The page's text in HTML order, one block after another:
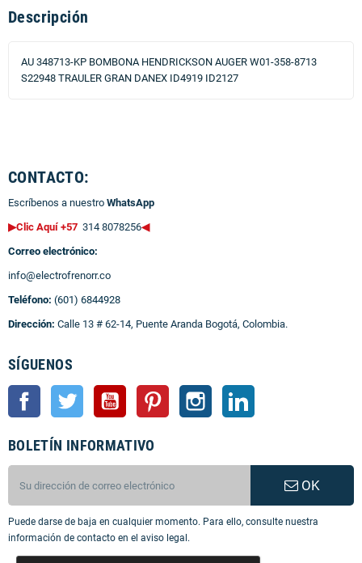
Descripción
AU 348713-KP BOMBONA HENDRICKSON AUGER W01-358-8713
S22948 TRAULER GRAN DANEX ID4919 ID2127
CONTACTO:
Escríbenos a nuestro WhatsApp
▶Clic Aquí +57 314 8078256◀
Correo electrónico:
info@electrofrenorr.co
Teléfono: (601) 6844928
Dirección: Calle 13 # 62-14, Puente Aranda Bogotá, Colombia.
SÍGUENOS
Facebook Twitter YouTube Pinterest Instagram
BOLETÍN INFORMATIVO
OK
Puede darse de baja en cualquier momento. Para ello, consulte nuestra
información de contacto en el aviso legal.